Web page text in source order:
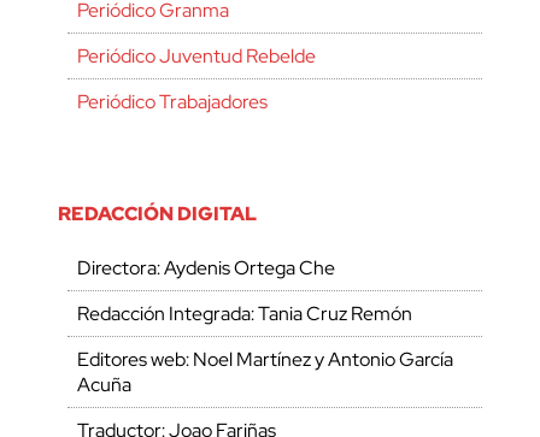
Periódico Granma
Periódico Juventud Rebelde
Periódico Trabajadores
REDACCIÓN DIGITAL
Directora: Aydenis Ortega Che
Redacción Integrada: Tania Cruz Remón
Editores web: Noel Martínez y Antonio García
Acuña
Traductor: Joao Fariñas